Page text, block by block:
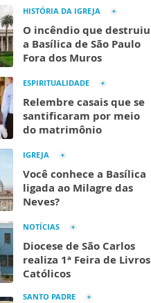
HISTÓRIA DA IGREJA
O incêndio que destruiu
a Basílica de São Paulo
Fora dos Muros
ESPIRITUALIDADE
Relembre casais que se
santificaram por meio
do matrimônio
IGREJA
Você conhece a Basílica
ligada ao Milagre das
Neves?
NOTÍCIAS
Diocese de São Carlos
realiza 1ª Feira de Livros
Católicos
SANTO PADRE